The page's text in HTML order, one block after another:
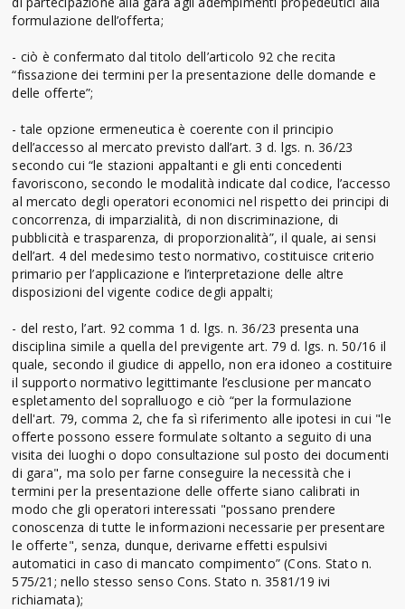
formulazione dell’offerta;
- ciò è confermato dal titolo dell’articolo 92 che recita
“fissazione dei termini per la presentazione delle domande e
delle offerte”;
- tale opzione ermeneutica è coerente con il principio
dell’accesso al mercato previsto dall’art. 3 d. lgs. n. 36/23
secondo cui “le stazioni appaltanti e gli enti concedenti
favoriscono, secondo le modalità indicate dal codice, l’accesso
al mercato degli operatori economici nel rispetto dei principi di
concorrenza, di imparzialità, di non discriminazione, di
pubblicità e trasparenza, di proporzionalità”, il quale, ai sensi
dell’art. 4 del medesimo testo normativo, costituisce criterio
primario per l’applicazione e l’interpretazione delle altre
disposizioni del vigente codice degli appalti;
- del resto, l’art. 92 comma 1 d. lgs. n. 36/23 presenta una
disciplina simile a quella del previgente art. 79 d. lgs. n. 50/16 il
quale, secondo il giudice di appello, non era idoneo a costituire
il supporto normativo legittimante l’esclusione per mancato
espletamento del sopralluogo e ciò “per la formulazione
dell'art. 79, comma 2, che fa sì riferimento alle ipotesi in cui "le
offerte possono essere formulate soltanto a seguito di una
visita dei luoghi o dopo consultazione sul posto dei documenti
di gara", ma solo per farne conseguire la necessità che i
termini per la presentazione delle offerte siano calibrati in
modo che gli operatori interessati "possano prendere
conoscenza di tutte le informazioni necessarie per presentare
le offerte", senza, dunque, derivarne effetti espulsivi
automatici in caso di mancato compimento” (Cons. Stato n.
575/21; nello stesso senso Cons. Stato n. 3581/19 ivi
richiamata);